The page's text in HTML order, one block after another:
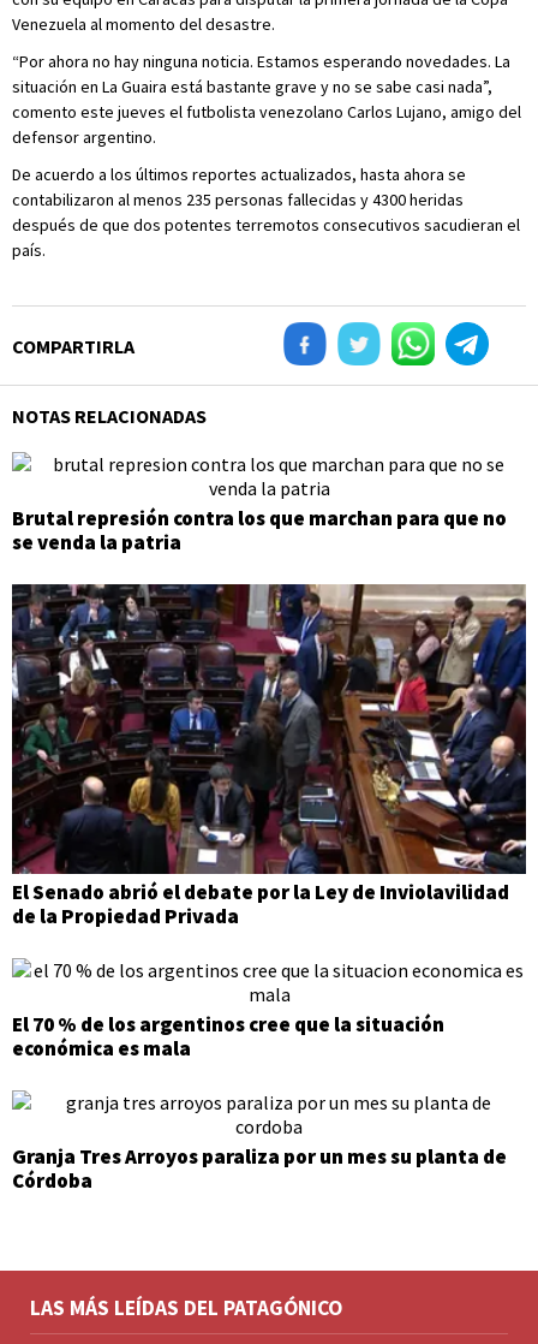
Venezuela al momento del desastre.
“Por ahora no hay ninguna noticia. Estamos esperando novedades. La
situación en La Guaira está bastante grave y no se sabe casi nada”,
comento este jueves el futbolista venezolano Carlos Lujano, amigo del
defensor argentino.
De acuerdo a los últimos reportes actualizados, hasta ahora se
contabilizaron al menos 235 personas fallecidas y 4300 heridas
después de que dos potentes terremotos consecutivos sacudieran el
país.
COMPARTIRLA
NOTAS RELACIONADAS
Brutal represión contra los que marchan para que no
se venda la patria
El Senado abrió el debate por la Ley de Inviolavilidad
de la Propiedad Privada
El 70 % de los argentinos cree que la situación
económica es mala
Granja Tres Arroyos paraliza por un mes su planta de
Córdoba
LAS MÁS LEÍDAS DEL PATAGÓNICO